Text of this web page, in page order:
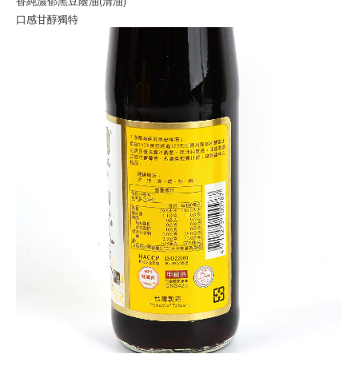
口感甘醇獨特